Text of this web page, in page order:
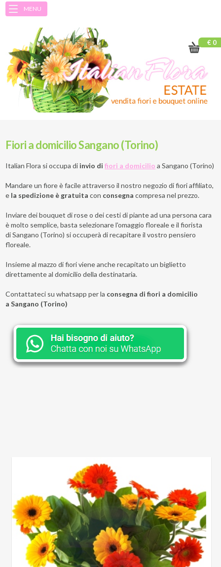
MENU
€ 0
Fiori a domicilio Sangano (Torino)
Italian Flora si occupa di invio difiori a domicilio a Sangano (Torino)
Mandare un fiore è facile attraverso il nostro negozio di fiori affiliato,
e la spedizione è gratuita con consegna compresa nel prezzo.
Inviare dei bouquet di rose o dei cesti di piante ad una persona cara
è molto semplice, basta selezionare l'omaggio floreale e il fiorista
di Sangano (Torino) si occuperà di recapitare il vostro pensiero
floreale.
Insieme al mazzo di fiori viene anche recapitato un biglietto
direttamente al domicilio della destinataria.
Contattateci su whatsapp per la consegna di fiori a domicilio
a Sangano (Torino)